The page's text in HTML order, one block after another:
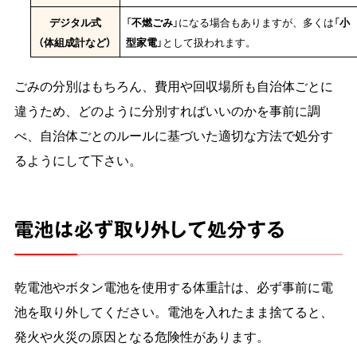
デジタル式
（体組成計など）
「不燃ごみ」になる場合もありますが、多くは「小
型家電」として扱われます。
ごみの分別はもちろん、費用や回収場所も自治体ごとに
違うため、どのように分別すればいいのかを事前に調
べ、自治体ごとのルールに基づいた適切な方法で処分す
るようにして下さい。
電池は必ず取り外して処分する
乾電池やボタン電池を使用する体重計は、必ず事前に電
池を取り外してください。電池を入れたまま捨てると、
発火や火災の原因となる危険性があります。